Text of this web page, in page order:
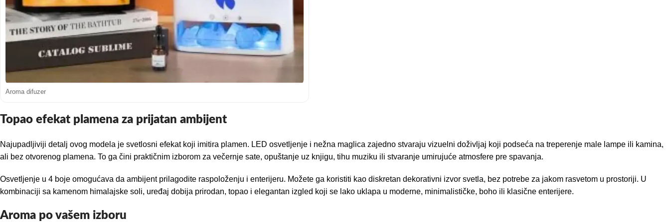
Aroma difuzer
Topao efekat plamena za prijatan ambijent
Najupadljiviji detalj ovog modela je svetlosni efekat koji imitira plamen. LED osvetljenje i nežna maglica zajedno stvaraju vizuelni doživljaj koji podseća na treperenje male lampe ili kamina,
ali bez otvorenog plamena. To ga čini praktičnim izborom za večernje sate, opuštanje uz knjigu, tihu muziku ili stvaranje umirujuće atmosfere pre spavanja.
Osvetljenje u 4 boje omogućava da ambijent prilagodite raspoloženju i enterijeru. Možete ga koristiti kao diskretan dekorativni izvor svetla, bez potrebe za jakom rasvetom u prostoriji. U
kombinaciji sa kamenom himalajske soli, uređaj dobija prirodan, topao i elegantan izgled koji se lako uklapa u moderne, minimalističke, boho ili klasične enterijere.
Aroma po vašem izboru